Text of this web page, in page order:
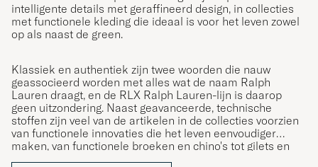
intelligente details met geraffineerd design, in collecties
met functionele kleding die ideaal is voor het leven zowel
op als naast de green.
Klassiek en authentiek zijn twee woorden die nauw
geassocieerd worden met alles wat de naam Ralph
Lauren draagt, en de RLX Ralph Lauren-lijn is daarop
geen uitzondering. Naast geavanceerde, technische
stoffen zijn veel van de artikelen in de collecties voorzien
van functionele innovaties die het leven eenvoudiger
maken, van functionele broeken en chino's tot gilets en
sweatshirts met rits.